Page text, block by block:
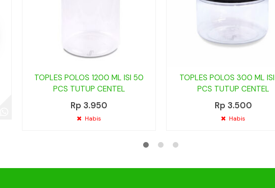
TOPLES POLOS 1200 ML ISI 50
PCS TUTUP CENTEL
Rp 3.950
Habis
TOPLES POLOS 300 ML
PCS TUTUP CENTEL
Rp 3.500
Habis